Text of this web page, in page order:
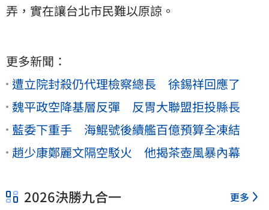
弄，實在讓台北市民難以原諒。
更多新聞：
遭立院封殺仍代理檢察總長 徐錫祥回應了
魏平政空降基層反彈 反胃大聯盟拒投縣長
藍委下重手 海鯤號後續艦百億預算全凍結
趙少康鄭麗文隔空駁火 他揭茶壺風暴內幕
2026決勝九合一 更多